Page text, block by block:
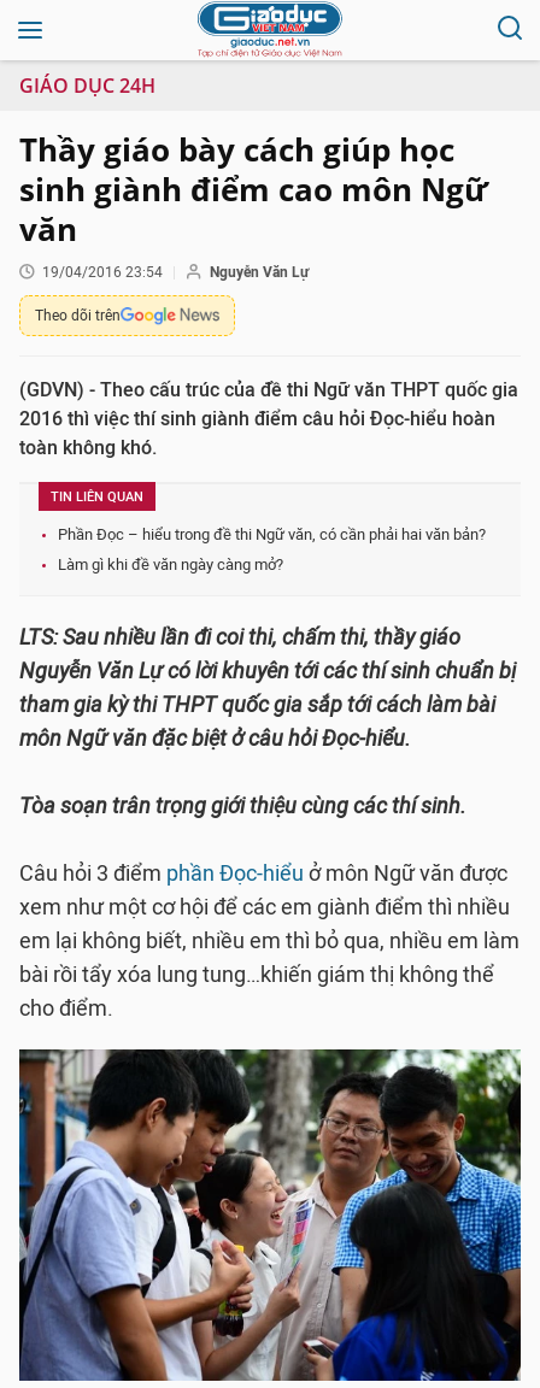
GIÁO DỤC 24H
Thầy giáo bày cách giúp học
sinh giành điểm cao môn Ngữ
văn
19/04/2016 23:54 Nguyễn Văn Lự
Theo dõi trên
(GDVN) - Theo cấu trúc của đề thi Ngữ văn THPT quốc gia
2016 thì việc thí sinh giành điểm câu hỏi Đọc-hiểu hoàn
toàn không khó.
TIN LIÊN QUAN
Phần Đọc – hiểu trong đề thi Ngữ văn, có cần phải hai văn bản?
Làm gì khi đề văn ngày càng mở?
LTS: Sau nhiều lần đi coi thi, chấm thi, thầy giáo
Nguyễn Văn Lự có lời khuyên tới các thí sinh chuẩn bị
tham gia kỳ thi THPT quốc gia sắp tới cách làm bài
môn Ngữ văn đặc biệt ở câu hỏi Đọc-hiểu.
Tòa soạn trân trọng giới thiệu cùng các thí sinh.
Câu hỏi 3 điểm phần Đọc-hiểu ở môn Ngữ văn được
xem như một cơ hội để các em giành điểm thì nhiều
em lại không biết, nhiều em thì bỏ qua, nhiều em làm
bài rồi tẩy xóa lung tung…khiến giám thị không thể
cho điểm.